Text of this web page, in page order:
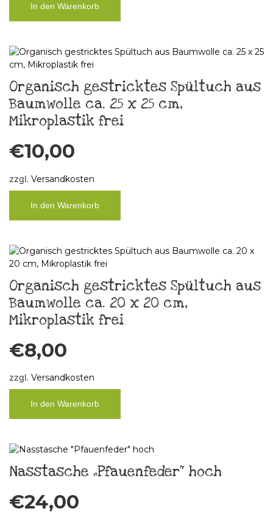
In den Warenkorb
Organisch gestricktes Spültuch aus
Baumwolle ca. 25 x 25 cm,
Mikroplastik frei
€10,00
zzgl. Versandkosten
In den Warenkorb
Organisch gestricktes Spültuch aus
Baumwolle ca. 20 x 20 cm,
Mikroplastik frei
€8,00
zzgl. Versandkosten
In den Warenkorb
Nasstasche „Pfauenfeder“ hoch
€24,00